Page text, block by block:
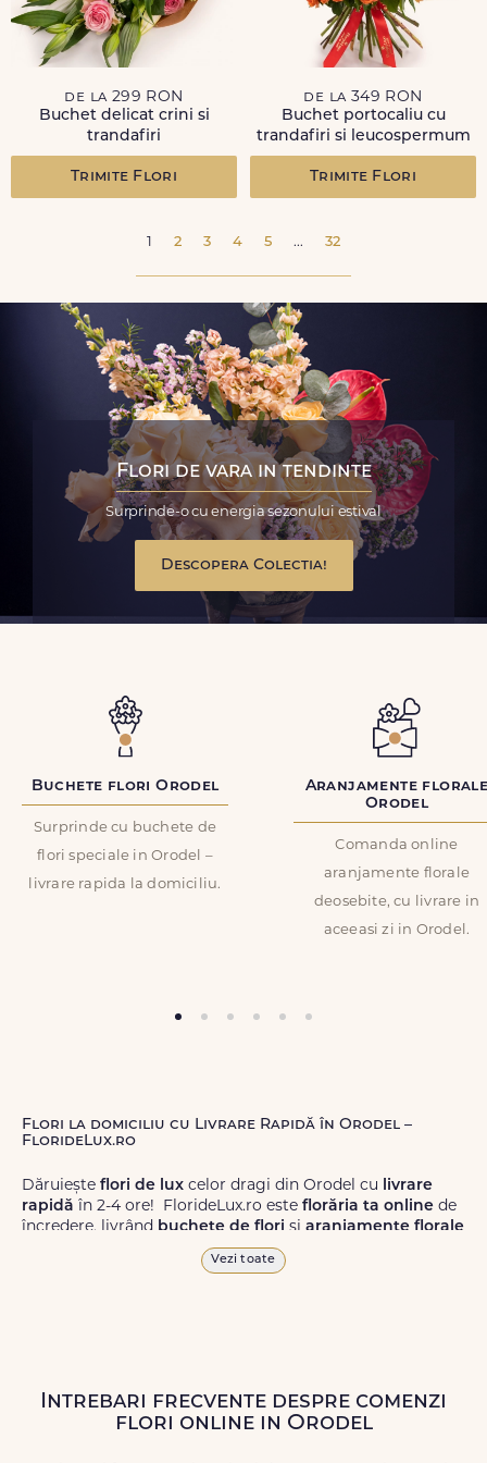
de la 299 RON
Buchet delicat crini si
trandafiri
Trimite Flori
de la 349 RON
Buchet portocaliu cu
trandafiri si leucospermum
Trimite Flori
1 2 3 4 5 ... 32
Flori de vara in tendinte
Surprinde-o cu energia sezonului estival
Descopera Colectia!
Buchete flori Orodel
Surprinde cu buchete de
flori speciale in Orodel –
livrare rapida la domiciliu.
Aranjamente
Orodel
Comanda online
aranjamente florale
deosebite, cu livrare in
aceeasi zi in Orodel.
Flori la domiciliu cu Livrare Rapidă în Orodel –
FlorideLux.ro
Dăruiește flori de lux celor dragi din Orodel cu livrare
rapidă în 2-4 ore! FlorideLux.ro este florăria ta online de
încredere, livrând buchete de flori și aranjamente florale
de calitate superioară în Orodel și în toată România.
Livrăm buchete de florichiar și în weekend, pentru ca tu
să poți adresa un gest frumos atunci când ai nevoie.
Vezi toate
Intrebari frecvente despre comenzi
flori online in Orodel